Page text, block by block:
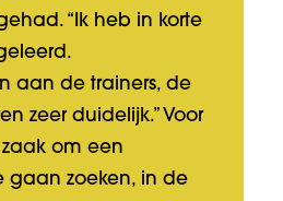
“Ik heb in korte
aan de trainers, de
zeer duidelijk.” Voor
om een
gaan zoeken, in de